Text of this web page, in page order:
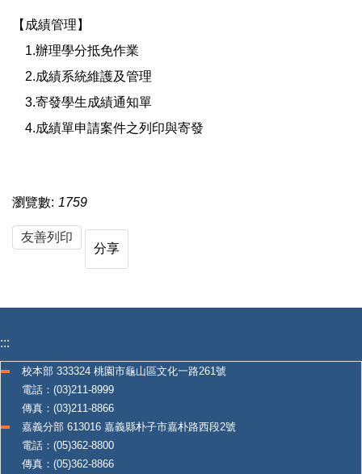
【成績管理】
1.辦理學分抵免作業
2.成績系統維護及管理
3.寄發學生成績通知單
4.成績單申請案件之列印與寄發
瀏覽數: 1759
友善列印
分享
:::
校本部 333324 桃園市龜山區文化一路261號
電話：(03)211-8999
傳真：(03)211-8866
嘉義分部 613016 嘉義縣朴子市嘉朴路西段2號
電話：(05)362-8800
傳真：(05)362-8866